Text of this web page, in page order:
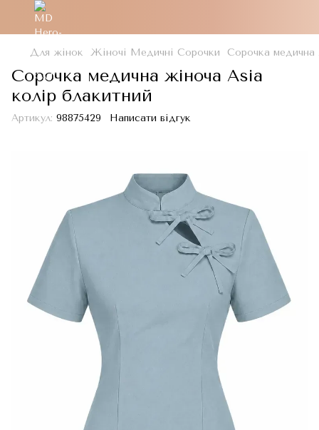
Для жінок Жіночі Медичні Сорочки Сорочка медична
Сорочка медична жіноча Asia
колір блакитний
Артикул: 98875429 Написати відгук